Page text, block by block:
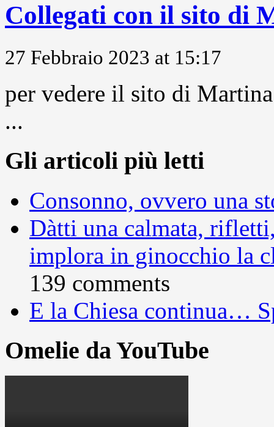
Collegati con il sito di
27 Febbraio 2023 at 15:17
per vedere il sito di
...
Gli articoli più letti
Consonno, ovvero una
Dàtti una calmata,
implora in ginocchio la
139 comments
E la Chiesa continua…
Omelie da YouTube